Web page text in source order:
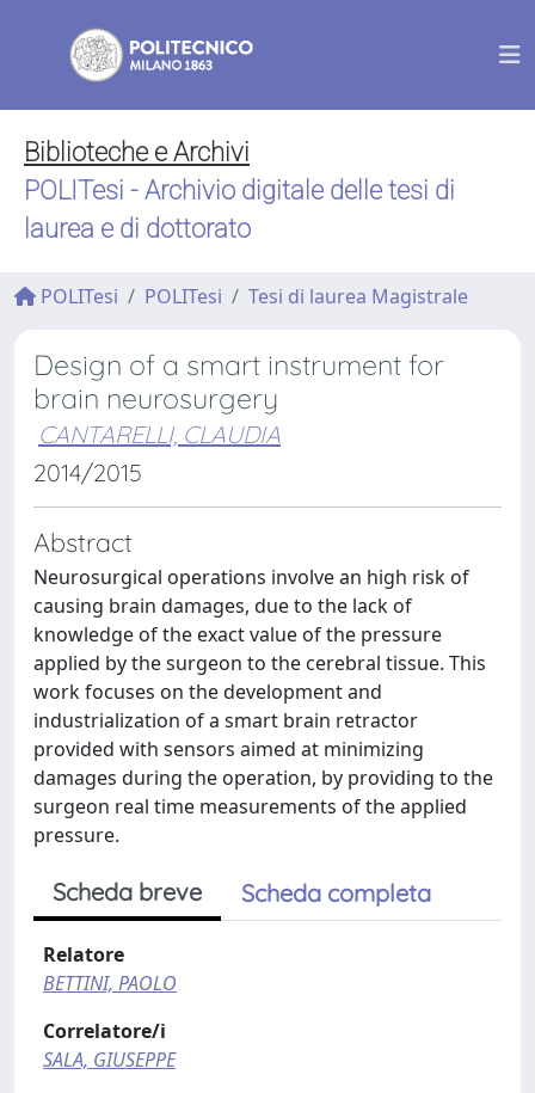
Biblioteche e Archivi
POLITesi - Archivio digitale delle tesi di
laurea e di dottorato
POLITesi POLITesi Tesi di laurea Magistrale
Design of a smart instrument for
brain neurosurgery
CANTARELLI, CLAUDIA
2014/2015
Abstract
Neurosurgical operations involve an high risk of
causing brain damages, due to the lack of
knowledge of the exact value of the pressure
applied by the surgeon to the cerebral tissue. This
work focuses on the development and
industrialization of a smart brain retractor
provided with sensors aimed at minimizing
damages during the operation, by providing to the
surgeon real time measurements of the applied
pressure.
Scheda breve Scheda completa
Relatore
BETTINI, PAOLO
Correlatore/i
SALA, GIUSEPPE